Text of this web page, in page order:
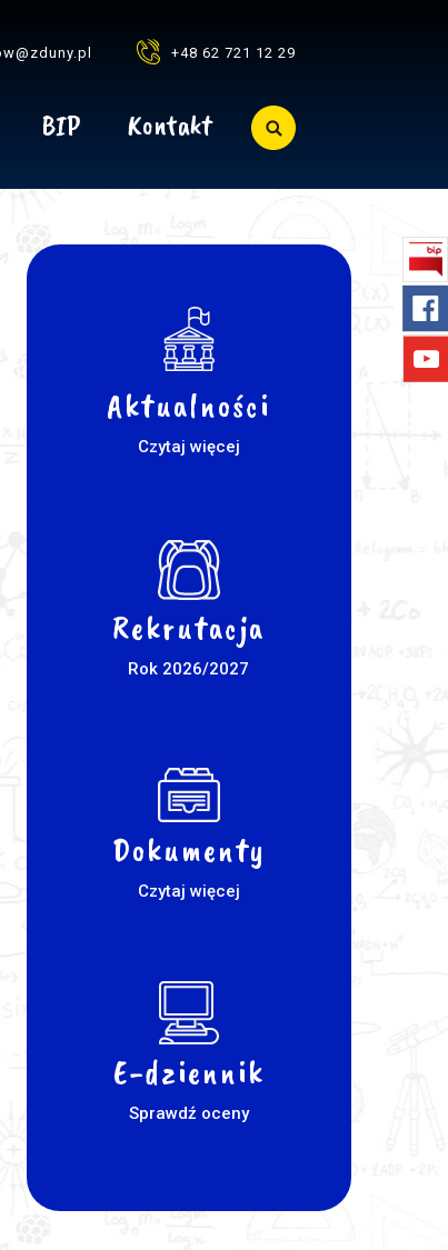
+48 62 721 12 29
BIP Kontakt
Aktualności
Czytaj więcej
Rekrutacja
Rok 2026/2027
Dokumenty
Czytaj więcej
E-dziennik
Sprawdź oceny